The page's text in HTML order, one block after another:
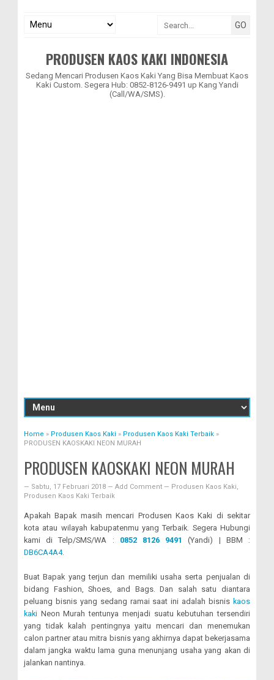
PRODUSEN KAOS KAKI INDONESIA
Sedang Mencari Produsen Kaos Kaki Yang Bisa Membuat Kaos
Kaki Custom. Segera Hub: 0852-8126-9491 up Kang Yandi
(Call/WA/SMS).
Home » Produsen Kaos Kaki » Produsen Kaos Kaki Terbaik »
PRODUSEN KAOSKAKI NEON MURAH
PRODUSEN KAOSKAKI NEON MURAH
— Sabtu, 17 Februari 2018 — Add Comment — Produsen Kaos Kaki,
Produsen Kaos Kaki Terbaik
Apakah Bapak masih mencari Produsen Kaos Kaki di sekitar
kota atau wilayah kabupatenmu yang Terbaik. Segera Hubungi
kami di Telp/SMS/WA : 0852 8126 9491
(Yandi) | BBM :
DB6CA4A4.
Buat Bapak yang terjun dan memiliki usaha serta penjualan di
bidang Fashion, Shoes, and Bags. Dan salah satu diantara
peluang bisnis yang sedang ramai saat ini adalah bisnis kaos
kaki Neon Murah tentunya menjadi suatu kebutuhan tersendiri
yang tidak kalah pentingnya yaitu mencari dan menemukan
calon partner atau mitra bisnis yang akhirnya dapat bekerjasama
dalam jangka waktu lama guna menunjang usaha yang akan di
jalankan nantinya.